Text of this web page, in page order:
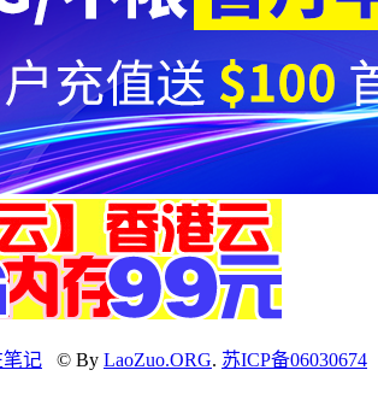
记 © By LaoZuo.ORG. 苏ICP备06030674